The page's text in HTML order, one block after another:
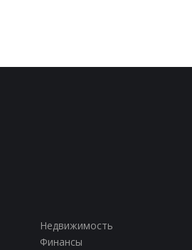
Недвижимость
Финансы